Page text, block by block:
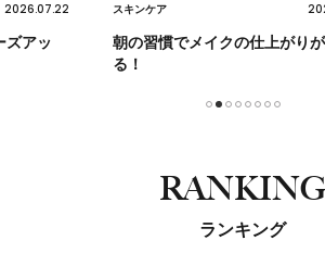
2026.07.22
が変わ
スキンケア
毎日の光を紡ぐケアで未来の肌
のままに！
RANKING
ランキング